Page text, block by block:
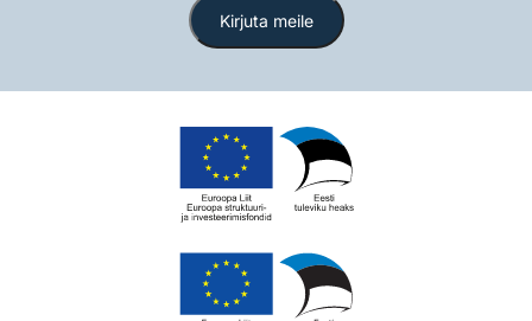
Kirjuta meile